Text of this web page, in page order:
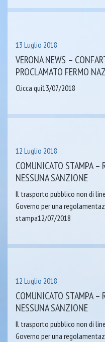
13 Luglio 2018
VERONA NEWS –
PROCLAMATO FERMO
Clicca qui13/07/2018
12 Luglio 2018
COMUNICATO STAMPA
NESSUNA SANZIONE
Il trasporto pubblico non di
Governo per una
stampa12/07/2018
12 Luglio 2018
COMUNICATO STAMPA
NESSUNA SANZIONE
Il trasporto pubblico non di
Governo per una